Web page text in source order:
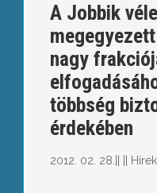
A Jobbik
nagy
többség
érdekében
2012. 02. 28.